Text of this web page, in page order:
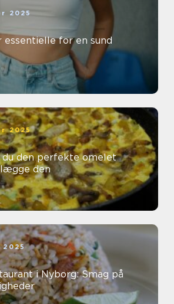
2025
essentielle for en sund
2025
du den perfekte omelet
den
i Nyborg: Smag på